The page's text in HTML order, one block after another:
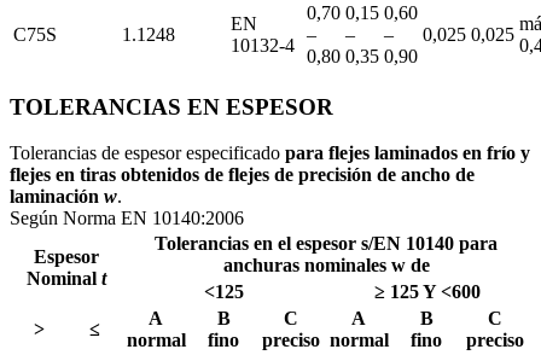
C75S 1.1248
EN
10132-4
0,70
–
0,80
0,15
–
0,35
0,60
–
0,90
0,025 0,025
TOLERANCIAS EN ESPESOR
Tolerancias de espesor especificado para flejes laminados en frío y
flejes en tiras obtenidos de flejes de precisión de ancho de
laminación w.
Según Norma EN 10140:2006
Espesor
Nominal t
Tolerancias en el espesor s/EN 10140 para
anchuras nominales w de
<125
≥ 125 Y <600
>
≤
A
normal
B
fino
C
preciso
A
normal
B
fino
C
preciso